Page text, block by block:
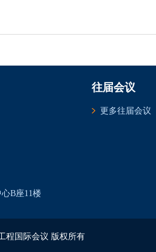
B座11楼
往届会议
更多往届会议
程国际会议 版权所有